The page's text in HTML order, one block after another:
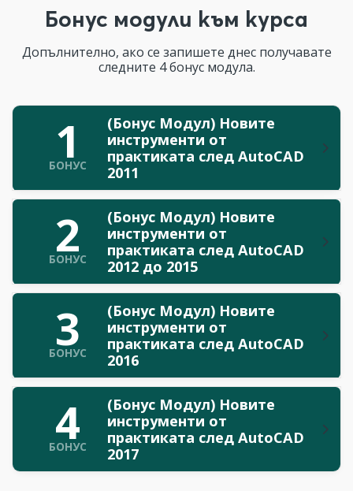
Бонус модули към курса
Допълнително, ако се запишете днес получавате
следните 4 бонус модула.
1
БОНУС
(Бонус Модул) Новите
инструменти от
практиката след AutoCAD
2011
2
БОНУС
(Бонус Модул) Новите
инструменти от
практиката след AutoCAD
2012 до 2015
3
БОНУС
(Бонус Модул) Новите
инструменти от
практиката след AutoCAD
2016
4
БОНУС
(Бонус Модул) Новите
инструменти от
практиката след AutoCAD
2017